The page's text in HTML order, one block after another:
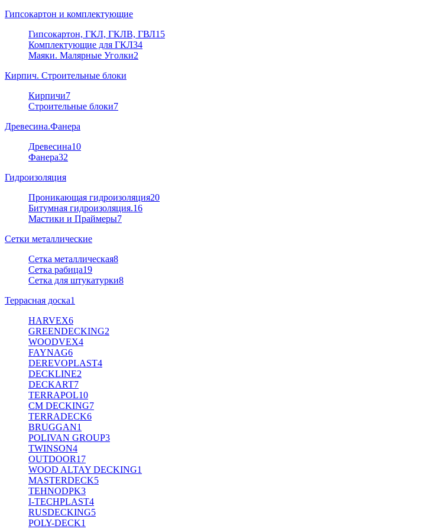
Гипсокартон и комплектующие
Гипсокартон, ГКЛ, ГКЛВ, ГВЛ15
Комплектующие для ГКЛ34
Маяки. Малярные Уголки2
Кирпич. Строительные блоки
Кирпичи7
Строительные блоки7
Древесина.Фанера
Древесина10
Фанера32
Гидроизоляция
Проникающая гидроизоляция20
Битумная гидроизоляция.16
Мастики и Праймеры7
Сетки металлические
Сетка металлическая8
Сетка рабица19
Сетка для штукатурки8
Террасная доска1
HARVEX6
GREENDECKING2
WOODVEX4
FAYNAG6
DEREVOPLAST4
DECKLINE2
DECKART7
TERRAPOL10
CM DECKING7
TERRADECK6
BRUGGAN1
POLIVAN GROUP3
TWINSON4
OUTDOOR17
WOOD ALTAY DECKING1
MASTERDECK5
TEHNODPK3
I-TECHPLAST4
RUSDECKING5
POLY-DECK1